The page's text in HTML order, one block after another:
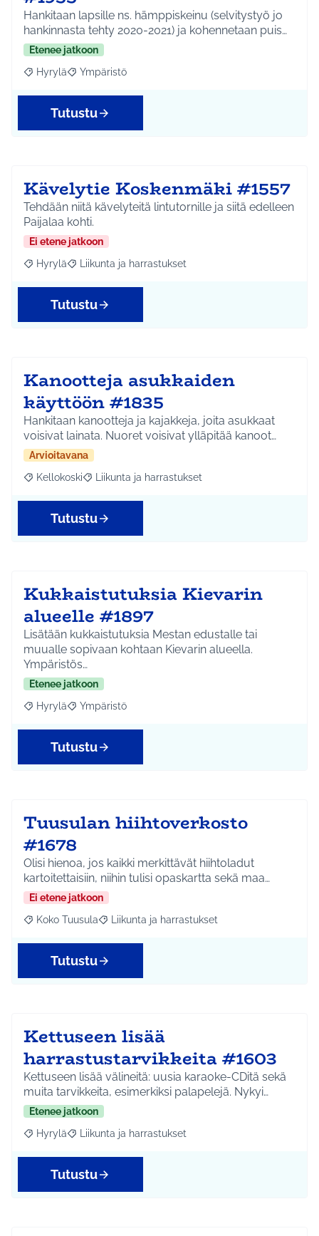
Hankitaan lapsille ns. hämppiskeinu (selvitystyö jo
hankinnasta tehty 2020-2021) ja kohennetaan puis…
Etenee jatkoon
Rajaa tulokset aihepiirin mukaan: Hyrylä
Hyrylä Rajaa tulokset teeman mukaan: Ympäristö
Ympäristö
Tutustu
Kävelytie Koskenmäki #1557
Tehdään niitä kävelyteitä lintutornille ja siitä edelleen
Paijalaa kohti.
Ei etene jatkoon
Rajaa tulokset aihepiirin mukaan: Hyrylä
Hyrylä Rajaa tulokset teeman mukaan: Liikunta ja
Liikunta ja harrastukset
Tutustu
Kanootteja asukkaiden
käyttöön #1835
Hankitaan kanootteja ja kajakkeja, joita asukkaat
voisivat lainata. Nuoret voisivat ylläpitää kanoot…
Arvioitavana
Rajaa tulokset aihepiirin mukaan: Kellokoski
Kellokoski Rajaa tulokset teeman mukaan: Liikunta ja
Liikunta ja harrastukset
Tutustu
Kukkaistutuksia Kievarin
alueelle #1897
Lisätään kukkaistutuksia Mestan edustalle tai
muualle sopivaan kohtaan Kievarin alueella.
Ympäristös…
Etenee jatkoon
Rajaa tulokset aihepiirin mukaan: Hyrylä
Hyrylä Rajaa tulokset teeman mukaan: Ympäristö
Ympäristö
Tutustu
Tuusulan hiihtoverkosto
#1678
Olisi hienoa, jos kaikki merkittävät hiihtoladut
kartoitettaisiin, niihin tulisi opaskartta sekä maa…
Ei etene jatkoon
Rajaa tulokset aihepiirin mukaan: Koko Tuusula
Koko Tuusula Rajaa tulokset teeman mukaan: Liikunta ja
Liikunta ja harrastukset
Tutustu
Kettuseen lisää
harrastustarvikkeita #1603
Kettuseen lisää välineitä: uusia karaoke-CDitä sekä
muita tarvikkeita, esimerkiksi palapelejä. Nykyi…
Etenee jatkoon
Rajaa tulokset aihepiirin mukaan: Hyrylä
Hyrylä Rajaa tulokset teeman mukaan: Liikunta ja
Liikunta ja harrastukset
Tutustu